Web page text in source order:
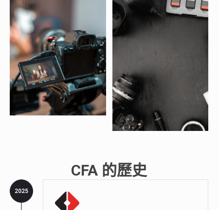
CFA 的歷史
2025